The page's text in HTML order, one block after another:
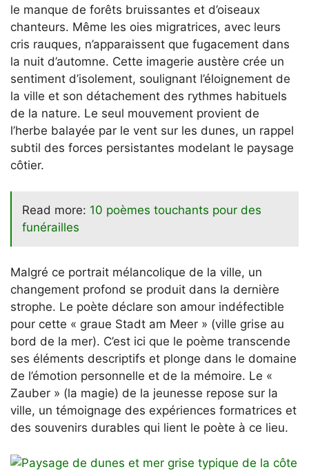
le manque de forêts bruissantes et d’oiseaux
chanteurs. Même les oies migratrices, avec leurs
cris rauques, n’apparaissent que fugacement dans
la nuit d’automne. Cette imagerie austère crée un
sentiment d’isolement, soulignant l’éloignement de
la ville et son détachement des rythmes habituels
de la nature. Le seul mouvement provient de
l’herbe balayée par le vent sur les dunes, un rappel
subtil des forces persistantes modelant le paysage
côtier.
Read more: 10 poèmes touchants pour des
funérailles
Malgré ce portrait mélancolique de la ville, un
changement profond se produit dans la dernière
strophe. Le poète déclare son amour indéfectible
pour cette « graue Stadt am Meer » (ville grise au
bord de la mer). C’est ici que le poème transcende
ses éléments descriptifs et plonge dans le domaine
de l’émotion personnelle et de la mémoire. Le «
Zauber » (la magie) de la jeunesse repose sur la
ville, un témoignage des expériences formatrices et
des souvenirs durables qui lient le poète à ce lieu.